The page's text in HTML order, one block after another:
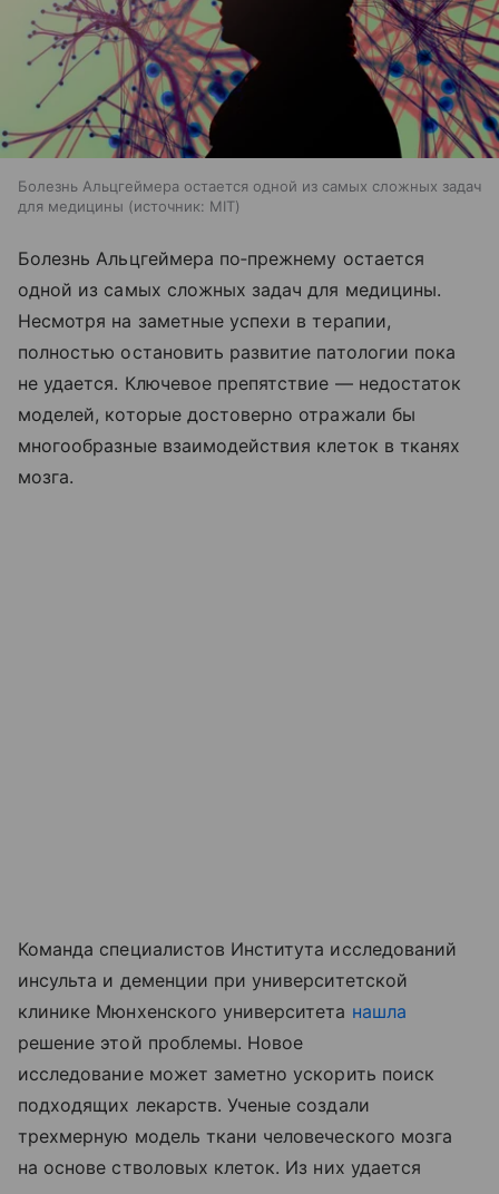
Болезнь Альцгеймера остается одной из самых сложных задач
для медицины
источник: MIT
Болезнь Альцгеймера по‑прежнему остается
одной из самых сложных задач для медицины.
Несмотря на заметные успехи в терапии,
полностью остановить развитие патологии пока
не удается. Ключевое препятствие — недостаток
моделей, которые достоверно отражали бы
многообразные взаимодействия клеток в тканях
мозга.
Команда специалистов Института исследований
инсульта и деменции при университетской
клинике Мюнхенского университета нашла
решение этой проблемы. Новое
исследование может заметно ускорить поиск
подходящих лекарств. Ученые создали
трехмерную модель ткани человеческого мозга
на основе стволовых клеток. Из них удается